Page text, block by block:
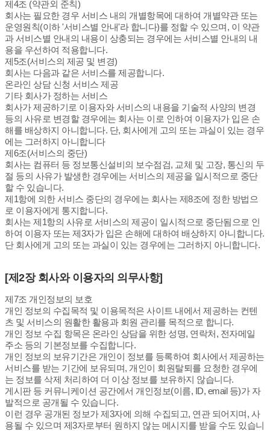
제4조 (약관외 준칙)
회사는 필요한 경우 서비스 내의 개별항목에 대하여 개별약관 또는
운영원칙(이하 '서비스별 안내'라 합니다)를 정할 수 있으며, 이 약관
과 서비스별 안내의 내용이 상충되는 경우에는 서비스별 안내의 내
용을 우선하여 적용합니다.
제5조(서비스의 제공 및 변경)
회사는 다음과 같은 서비스를 제공합니다.
온라인 상담 신청 서비스 제공
기타 회사가 정하는 서비스
회사가 제공하기로 이용자와 서비스의 내용을 기술적 사양의 변경
등의 사유로 변경할 경우에는 회사는 이로 인하여 이용자가 입은 손
해를 배상하지 아니합니다. 단, 회사에게 고의 또는 과실이 있는 경우
에는 그러하지 아니합니다
제6조(서비스의 중단)
회사는 컴퓨터 등 정보통신설비의 보수점검, 교체 및 고장, 통신의 두
절 등의 사유가 발생한 경우에는 서비스의 제공을 일시적으로 중단
할 수 있습니다.
제1항에 의한 서비스 중단의 경우에는 회사는 제8조에 정한 방법으
로 이용자에게 통지합니다.
회사는 제1항의 사유로 서비스의 제공이 일시적으로 중단됨으로 인
하여 이용자 또는 제3자가 입은 손해에 대하여 배상하지 아니합니다.
단 회사에게 고의 또는 과실이 있는 경우에는 그러하지 아니합니다.
[제2장 회사와 이용자의 의무사항]
제7조 개인정보의 보호
개인 정보의 수집목적 및 이용목적은 사이트 내에서 제공하는 컨텐
츠 및 서비스의 원활한 활용과 회원 관리를 목적으로 합니다.
개인 정보 수집 항목은 온라인 상담을 위한 성명, 연락처, 전자메일
주소 등의 기본정보를 수집합니다.
개인 정보의 보유기간은 개인이 정보를 등록하여 회사에서 제공하는
서비스를 받는 기간에 보유되며, 개인이 회원탈퇴를 요청한 경우에
는 정보를 삭제 처리하여 더 이상 정보를 보유하지 않습니다.
게시판 등 커뮤니케이션 공간에서 개인정보(이름, ID, email 등)가 자
발적으로 공개될 수 있습니다.
이런 경우 공개된 정보가 제3자에 의해 수집되고, 연관 되어지며, 사
용될 수 있으며 제3자로부터 원하지 않는 메시지를 받을 수도 있습니